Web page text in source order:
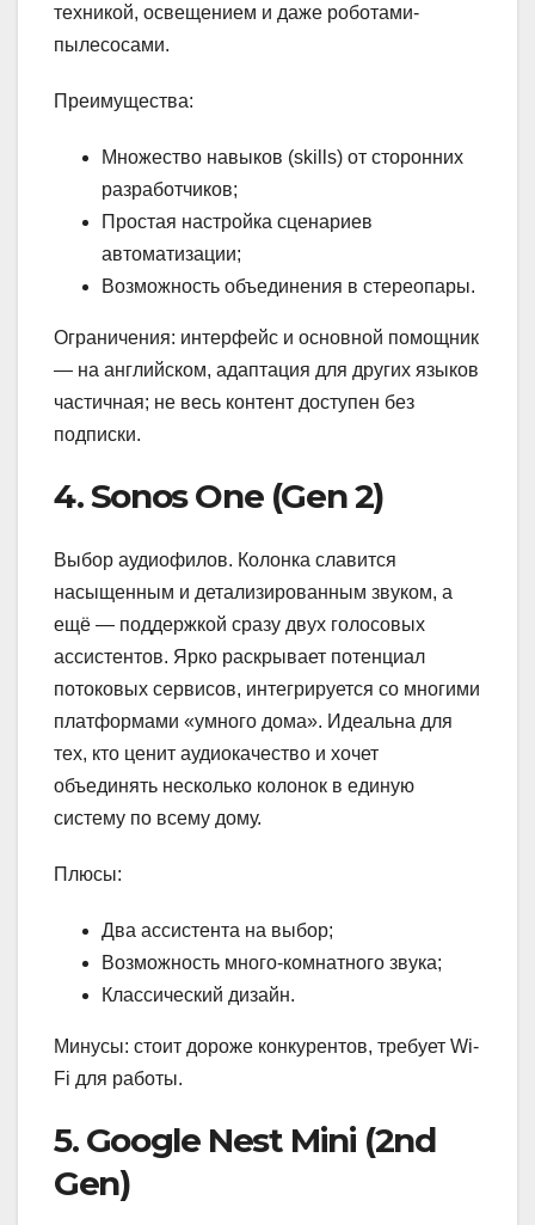
техникой, освещением и даже роботами-
пылесосами.
Преимущества:
Множество навыков (skills) от сторонних
разработчиков;
Простая настройка сценариев
автоматизации;
Возможность объединения в стереопары.
Ограничения: интерфейс и основной помощник
— на английском, адаптация для других языков
частичная; не весь контент доступен без
подписки.
4. Sonos One (Gen 2)
Выбор аудиофилов. Колонка славится
насыщенным и детализированным звуком, а
ещё — поддержкой сразу двух голосовых
ассистентов. Ярко раскрывает потенциал
потоковых сервисов, интегрируется со многими
платформами «умного дома». Идеальна для
тех, кто ценит аудиокачество и хочет
объединять несколько колонок в единую
систему по всему дому.
Плюсы:
Два ассистента на выбор;
Возможность много-комнатного звука;
Классический дизайн.
Минусы: стоит дороже конкурентов, требует Wi-
Fi для работы.
5. Google Nest Mini (2nd
Gen)